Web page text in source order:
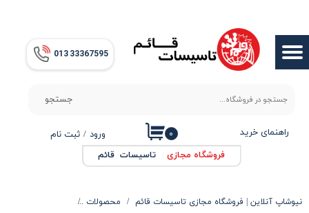
013​​​​​​​ 33367595
جستجو
ورود / ثبت نام
حساب کاربری من
تغییر گذر واژه
سفارشات
خروج از حساب کاربری
راهنمای خرید ۰
فروشگاه مجازی تاسیسات قائم
نیوشاپ آنلاین | فروشگاه مجازی تاسیسات قائم محصولات